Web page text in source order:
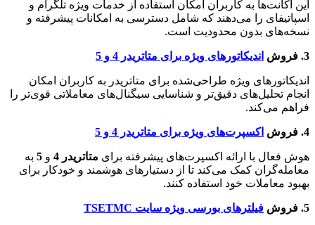
این اکانت‌ها به کاربران امکان استفاده از خدمات ویژه تلگرام و
اسپاتیفای را می‌دهند که شامل دسترسی به امکانات پیشرفته و
نسخه‌های بدون محدودیت است.
3. فروش اندیکاتورهای ویژه برای متاتریدر 4 و 5
اندیکاتورهای ویژه طراحی‌شده برای متاتریدر به کاربران امکان
انجام تحلیل‌های دقیق‌تر و شناسایی سیگنال‌های معاملاتی قوی‌تر را
فراهم می‌کند.
4. فروش اکسپرت‌های ویژه برای متاتریدر 4 و 5
هوش فعال با ارائه اکسپرت‌های پیشرفته برای متاتریدر 4 و
به
معامله‌گران کمک می‌کند تا از دستیارهای هوشمند و خودکار برای
بهبود معاملات خود استفاده کنند.
5. فروش فیلترهای بورسی ویژه سایت TSETMC